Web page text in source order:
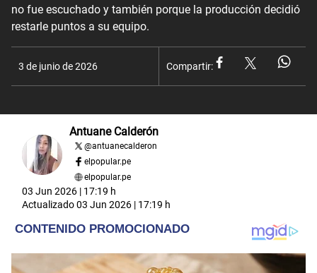
no fue escuchado y también porque la producción decidió
restarle puntos a su equipo.
3 de junio de 2026 Compartir:
Antuane Calderón
@antuanecalderon
elpopular.pe
elpopular.pe
03 Jun 2026 | 17:19 h
Actualizado03 Jun 2026 | 17:19 h